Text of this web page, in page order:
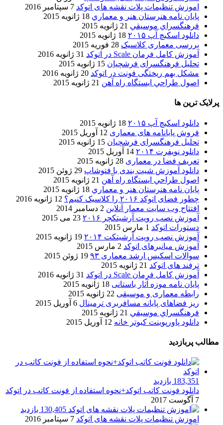
اموزش تنظیمات پلات نقشه های اتوکد 7 سپتامبر 2016
پایان نامه هنرستان هنر و معماري 18 ژانویه 2015
فرهنگسراي موسيقي 21 ژانویه 2015
دانلود اسکیچ آپ ۲۰۱۵
18 ژانویه 2015
بررسی معماری کلاسیک 28 فوریه 2015
آموزش کامل فرمان Scale در اتوکد
31 ژانویه 2016
تحلیل فرهنگسرای فرشچیان 15 ژانویه 2015
مشکل بهم ریختگی فونت در اتوکد 20 ژانویه 2016
اصول طراحي ایستگاه راه آهن 21 ژانویه 2015
پرلایک ترین ها
دانلود اسکیچ آپ ۲۰۱۵
18 ژانویه 2015
فروش پایانامه های معماری 12 آوریل 2015
تحلیل فرهنگسرای فرشچیان 15 ژانویه 2015
دانلود نویفرت ۲۰۱۴
14 آوریل 2015
تعریف فضا در معماری 28 ژانویه 2015
دانلود آموزش شیت بندی با فتوشاپ 29 ژوئن 2015
اصول طراحي ایستگاه راه آهن 21 ژانویه 2015
پایان نامه هنرستان هنر و معماري 18 ژانویه 2015
چطور فضای اتوکد ۲۰۱۶ را کلاسیک کنیم؟
12 ژانویه 2016
افتتاح وب سایت معمار آنلاین 2 دسامبر 2014
آموزش نصب رویت آرشیتکچر ۲۰۱۶
23 می 2015
دستورات اتوکد 1 مارس 2015
آموزش نصب رویت آرشیتکت ۲۰۱۴
19 ژانویه 2015
آموزش میانبرهای اتوکد 2 مارس 2015
سوالات اسکیس ارشد معماری ۹۳
19 ژوئن 2015
ترفند های اتوکد 21 ژانویه 2015
آموزش کامل فرمان Scale در اتوکد
31 ژانویه 2016
پایان نامه موزه آثار باستانی 18 ژانویه 2015
رابطه معماری و موسیقی 22 ژانویه 2015
ریز فضاهای پایانه مسافربری ترمینال 6 آوریل 2015
فرهنگسراي موسيقي 21 ژانویه 2015
دانلود پاورپوینت کبوتر خانه 12 آوریل 2015
مطالب پربازدید
183,351 بازدید
دانلود فونت کاتب اتوکد+نحوه استفاده از فونت کاتب در اتوکد
7 آگوست 2017
130,405 بازدید
اموزش تنظیمات پلات نقشه های اتوکد 7 سپتامبر 2016